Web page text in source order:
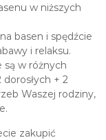
w niższych
basen i spędźcie
i relaksu.
są w różnych
dorosłych + 2
Waszej rodziny,
zakupić